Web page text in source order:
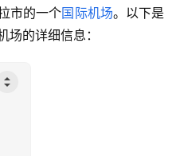
市的一个国际机场。以下是
场的详细信息：